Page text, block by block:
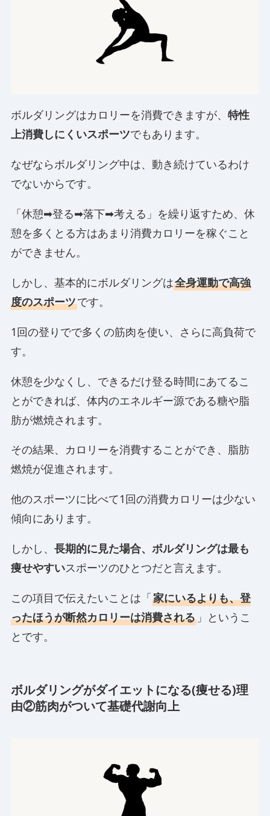
ボルダリングはカロリーを消費できますが、 特性
上消費しにくいスポーツでもあります。
なぜならボルダリング中は、動き続けているわけ
でないからです。
「休憩➡登る➡落下➡考える」を繰り返すため、休
憩を多くとる方はあまり消費カロリーを稼ぐこと
ができません。
しかし、基本的にボルダリングは全身運動で高強
度のスポーツです。
1回の登りでで多くの筋肉を使い、さらに高負荷で
す。
休憩を少なくし、できるだけ登る時間にあてるこ
とができれば、体内のエネルギー源である糖や脂
肪が燃焼されます。
その結果、カロリーを消費することができ、脂肪
燃焼が促進されます。
他のスポーツに比べて1回の消費カロリーは少ない
傾向にあります。
しかし、 長期的に見た場合、ボルダリングは最も
痩せやすいスポーツのひとつだと言えます。
この項目で伝えたいことは「家にいるよりも、登
ったほうが断然カロリーは消費される」というこ
とです。
ボルダリングがダイエットになる(痩せる)理
由②筋肉がついて基礎代謝向上